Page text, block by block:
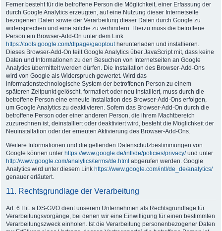
Ferner besteht für die betroffene Person die Möglichkeit, einer Erfassung der
durch Google Analytics erzeugten, auf eine Nutzung dieser Internetseite
bezogenen Daten sowie der Verarbeitung dieser Daten durch Google zu
widersprechen und eine solche zu verhindern. Hierzu muss die betroffene
Person ein Browser-Add-On unter dem Link
https://tools.google.com/dlpage/gaoptoutherunterladen und installieren.
Dieses Browser-Add-On teilt Google Analytics über JavaScript mit, dass keine
Daten und Informationen zu den Besuchen von Internetseiten an Google
Analytics übermittelt werden dürfen. Die Installation des Browser-Add-Ons
wird von Google als Widerspruch gewertet. Wird das
informationstechnologische System der betroffenen Person zu einem
späteren Zeitpunkt gelöscht, formatiert oder neu installiert, muss durch die
betroffene Person eine erneute Installation des Browser-Add-Ons erfolgen,
um Google Analytics zu deaktivieren. Sofern das Browser-Add-On durch die
betroffene Person oder einer anderen Person, die ihrem Machtbereich
zuzurechnen ist, deinstalliert oder deaktiviert wird, besteht die Möglichkeit der
Neuinstallation oder der erneuten Aktivierung des Browser-Add-Ons.
Weitere Informationen und die geltenden Datenschutzbestimmungen von
Google können unter https://www.google.de/intl/de/policies/privacy/und unter
http://www.google.com/analytics/terms/de.html abgerufen werden. Google
Analytics wird unter diesem Link https://www.google.com/intl/de_de/analytics/
genauer erläutert.
11. Rechtsgrundlage der Verarbeitung
Art. 6 I lit. a DS-GVO dient unserem Unternehmen als Rechtsgrundlage für
Verarbeitungsvorgänge, bei denen wir eine Einwilligung für einen bestimmten
Verarbeitungszweck einholen. Ist die Verarbeitung personenbezogener Daten